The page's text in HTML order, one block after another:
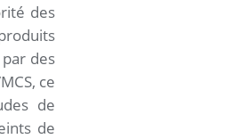
des
des
ce
de
de